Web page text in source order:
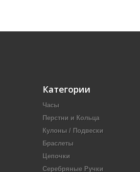
Категории
Часы
Перстни и Кольца
Кулоны / Подвески
Браслеты
Цепочки
Серебряные Ручки